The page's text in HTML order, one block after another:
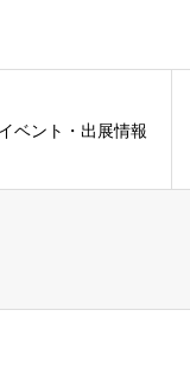
イベント・出展情報